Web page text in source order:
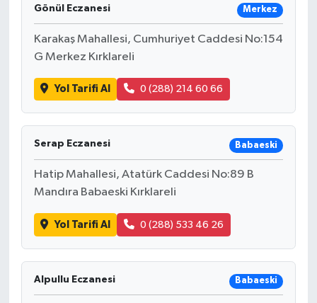
Gönül Eczanesi Merkez
Karakaş Mahallesi, Cumhuriyet Caddesi No:154
G Merkez Kırklareli
Yol Tarifi Al 0 (288) 214 60 66
Serap Eczanesi Babaeski
Hatip Mahallesi, Atatürk Caddesi No:89 B
Mandıra Babaeski Kırklareli
Yol Tarifi Al 0 (288) 533 46 26
Alpullu Eczanesi Babaeski